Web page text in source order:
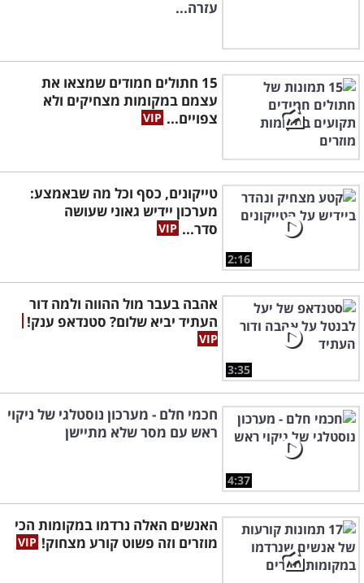
עזרה...
15 חתולים חמודים שמצאו את
עצמם במקומות מצחיקים ולא
צפויים...
2:16
טייקונים, כסף וכל מה שבאמצע:
מערכון יידיש גאוני שעושה
סדר...
3:35
אהבה בעבר מול ההווה ולמה דור
העתיד יביא שלום? סטנדאפ ענק!
4:37
חכמי חלם - מערכון נוסטלגי של ניקוי
ראש עם מסר שלא מתיישן
האנשים האלה נרדמו במקומות הכי
מוזרים וזה פשוט קורע מצחוק!